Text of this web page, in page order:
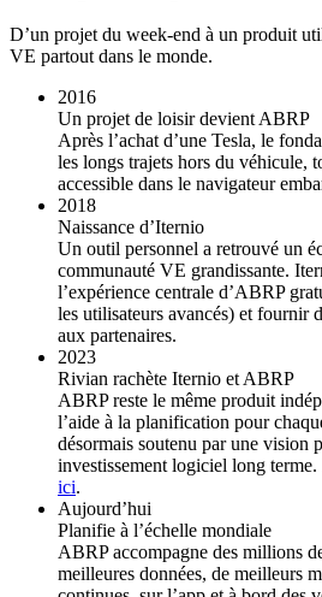
D’un projet du week-end à un produit
VE partout dans le monde.
2016
Un projet de loisir devient ABRP
Après l’achat d’une Tesla, le
les longs trajets hors du véhicule,
accessible dans le navigateur
2018
Naissance d’Iternio
Un outil personnel a retrouvé un
communauté VE grandissante.
l’expérience centrale d’ABRP
les utilisateurs avancés) et fournir
aux partenaires.
2023
Rivian rachète Iternio et ABRP
ABRP reste le même produit
l’aide à la planification pour
désormais soutenu par une vision
investissement logiciel long
ici.
Aujourd’hui
Planifie à l’échelle mondiale
ABRP accompagne des millions
meilleures données, de meilleurs